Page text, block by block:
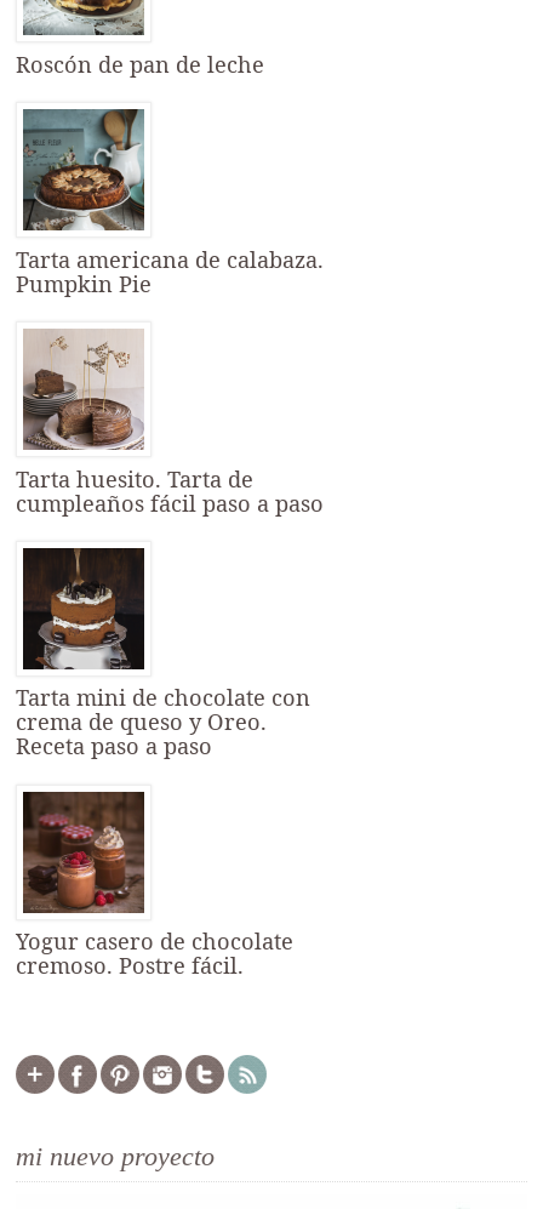
Roscón de pan de leche
Tarta americana de calabaza.
Pumpkin Pie
Tarta huesito. Tarta de
cumpleaños fácil paso a paso
Tarta mini de chocolate con
crema de queso y Oreo.
Receta paso a paso
Yogur casero de chocolate
cremoso. Postre fácil.
mi nuevo proyecto